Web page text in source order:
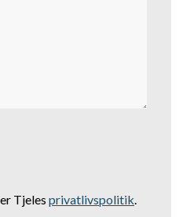
Tjeles privatlivspolitik.